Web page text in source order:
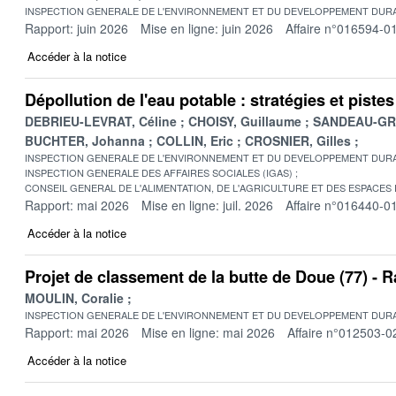
INSPECTION GENERALE DE L'ENVIRONNEMENT ET DU DEVELOPPEMENT
Rapport: juin 2026 Mise en ligne: juin 2026 Affaire n°016594-
Accéder à la notice
Dépollution de l'eau potable : stratégies et
DEBRIEU-LEVRAT, Céline CHOISY, Guillaume
SANDEAU-
BUCHTER, Johanna
COLLIN, Eric CROSNIER, Gilles
INSPECTION GENERALE DE L'ENVIRONNEMENT ET DU DEVELOPPEMENT
INSPECTION GENERALE DES AFFAIRES SOCIALES (IGAS)
CONSEIL GENERAL DE L'ALIMENTATION, DE L'AGRICULTURE ET DES
Rapport: mai 2026 Mise en ligne: juil. 2026 Affaire n°016440-
Accéder à la notice
Projet de classement de la butte de Doue (77) -
MOULIN, Coralie
INSPECTION GENERALE DE L'ENVIRONNEMENT ET DU DEVELOPPEMENT
Rapport: mai 2026 Mise en ligne: mai 2026 Affaire n°012503-
Accéder à la notice